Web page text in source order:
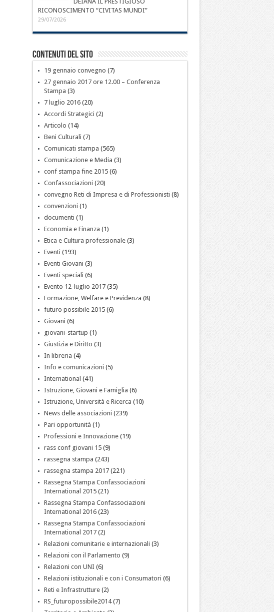
RICONOSCIMENTO “CIVITAS MUNDI”
29/07/2026
Contenuti del sito
19 gennaio convegno (7)
27 gennaio 2017 ore 12.00 – Conferenza
Stampa (3)
7 luglio 2016(20)
Accordi Strategici (2)
Articolo (14)
Beni Culturali (7)
Comunicati stampa (565)
Comunicazione e Media (3)
conf stampa fine 2015(6)
Confassociazioni (20)
convegno Reti di Impresa e di Professionisti (8)
convenzioni (1)
documenti (1)
Economia e Finanza (1)
Etica e Cultura professionale(3)
Eventi (193)
Eventi Giovani (3)
Eventi speciali (6)
Evento 12-luglio 2017(35)
Formazione, Welfare e Previdenza (8)
futuro possibile 2015(6)
Giovani (6)
giovani-startup (1)
Giustizia e Diritto (3)
In libreria (4)
Info e comunicazioni (5)
International (41)
Istruzione, Giovani e Famiglia (6)
Istruzione, Università e Ricerca (10)
News delle associazioni (239)
Pari opportunità (1)
Professioni e Innovazione(19)
rass conf giovani 15(9)
rassegna stampa (243)
rassegna stampa 2017(221)
Rassegna Stampa Confassociazioni
International 2015(21)
Rassegna Stampa Confassociazioni
International 2016(23)
Rassegna Stampa Confassociazioni
International 2017(2)
Relazioni comunitarie e internazionali (3)
Relazioni con il Parlamento (9)
Relazioni con UNI (6)
Relazioni istituzionali e con i Consumatori (6)
Reti e Infrastrutture(2)
RS_futuropossibile2014(7)